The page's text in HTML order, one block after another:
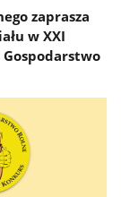
zaprasza
w XXI